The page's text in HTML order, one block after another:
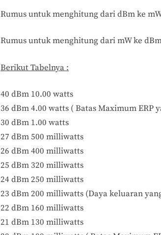
Rumus untuk menghitung dari dBm ke
Rumus untuk menghitung dari mW ke
Berikut Tabelnya :
40 dBm 10.00 watts
36 dBm 4.00 watts ( Batas Maximum ERP
30 dBm 1.00 watts
27 dBm 500 milliwatts
26 dBm 400 milliwatts
25 dBm 320 milliwatts
24 dBm 250 milliwatts
23 dBm 200 milliwatts (Daya keluaran
22 dBm 160 milliwatts
21 dBm 130 milliwatts